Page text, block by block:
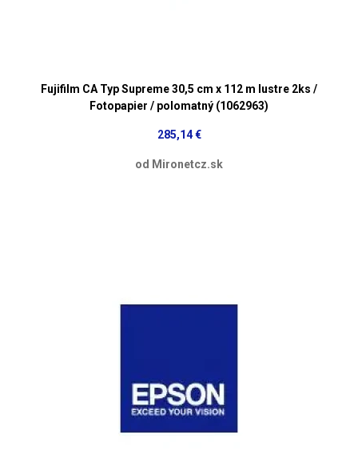
Fujifilm CA Typ Supreme 30,5 cm x 112 m lustre 2ks /
Fotopapier / polomatný (1062963)
285,14 €
od Mironetcz.sk